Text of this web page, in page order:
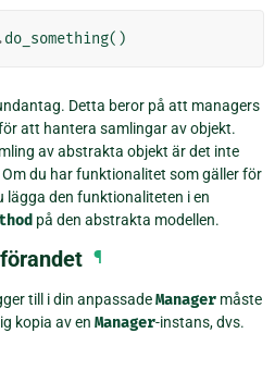
.do_something()
Detta beror på att managers
att hantera samlingar av objekt.
av abstrakta objekt är det inte
du har funktionalitet som gäller för
lägga den funktionaliteten i en
på den abstrakta modellen.
¶
till i din anpassadeManager måste
kopia av en Manager-instans, dvs.